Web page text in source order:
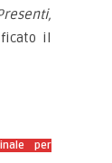
il
per